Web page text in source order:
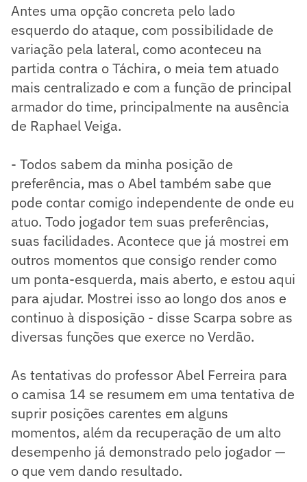
Antes uma opção concreta pelo lado
esquerdo do ataque, com possibilidade de
variação pela lateral, como aconteceu na
partida contra o Táchira, o meia tem atuado
mais centralizado e com a função de principal
armador do time, principalmente na ausência
de Raphael Veiga.
- Todos sabem da minha posição de
preferência, mas o Abel também sabe que
pode contar comigo independente de onde eu
atuo. Todo jogador tem suas preferências,
suas facilidades. Acontece que já mostrei em
outros momentos que consigo render como
um ponta-esquerda, mais aberto, e estou aqui
para ajudar. Mostrei isso ao longo dos anos e
continuo à disposição - disse Scarpa sobre as
diversas funções que exerce no Verdão.
As tentativas do professor Abel Ferreira para
o camisa 14 se resumem em uma tentativa de
suprir posições carentes em alguns
momentos, além da recuperação de um alto
desempenho já demonstrado pelo jogador —
o que vem dando resultado.